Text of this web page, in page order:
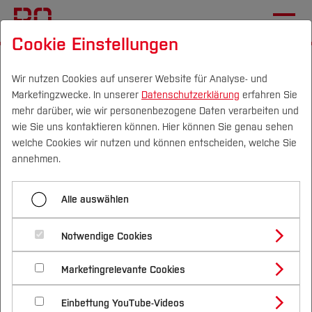
Campus Personen DE|EN Quicklinks
Studium
Studienangebote
Bachelorstudiengänge
Masterstudiengänge
Vor dem Studium
Bewerben & Einschreiben
Bewerbungsportal
Im Studium
Studienbüros und Prüfungen
Nach dem Studium
Forschung & Transfer
Profil
Forschungs- und Transferprofil
Schwerpunkte (FuT)
Beratung & Förderung
Nachhaltigkeit
Nachhaltigkeit studieren
International
Einrichtungen (FuT)
BIM Institut
Menü aufklappen
Team
Forschung
BIM Bier+Brezeln
Veranstaltungskalender
Networking und
Wissenstransfer am BIM
Institut der Hochschule
Bochum
Cookie Einstellungen
Wir nutzen Cookies auf unserer Website für Analyse- und
Marketingzwecke. In unserer Datenschutzerklärung erfahren Sie
mehr darüber, wie wir personenbezogene Daten verarbeiten und
wie Sie uns kontaktieren können. Hier können Sie genau sehen
welche Cookies wir nutzen und können entscheiden, welche Sie
annehmen.
Alle auswählen
Notwendige Cookies
Marketingrelevante Cookies
Einbettung YouTube-Videos